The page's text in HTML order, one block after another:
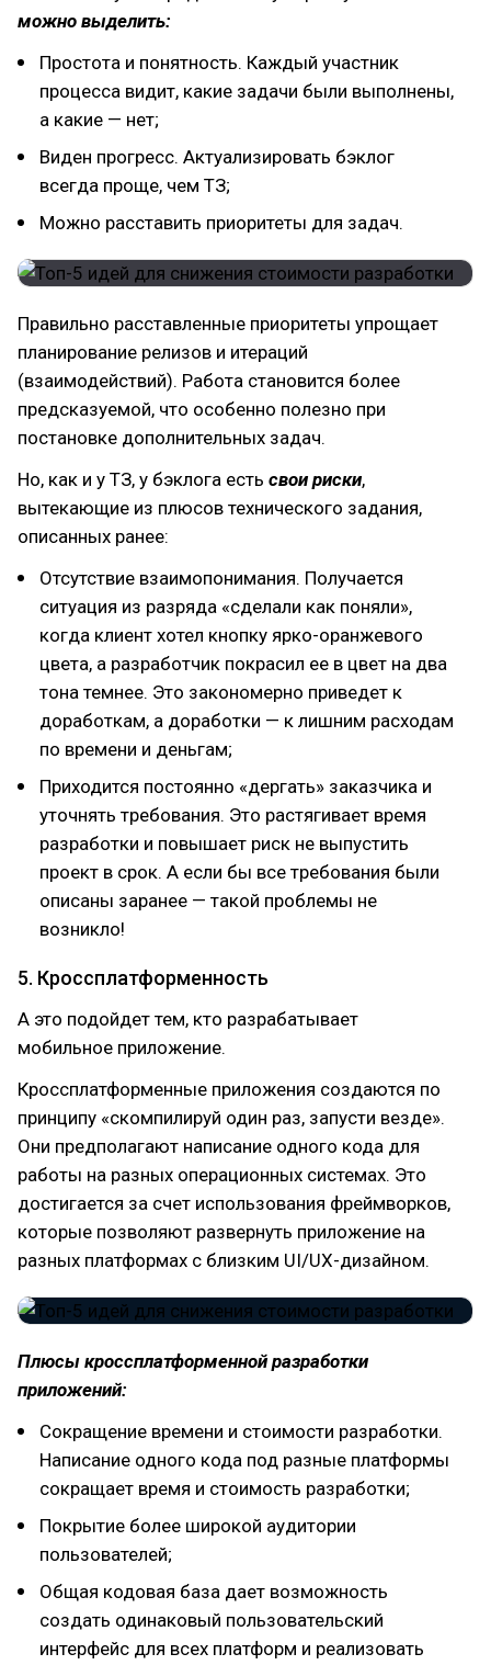
можно выделить:
Простота и понятность. Каждый участник
процесса видит, какие задачи были выполнены,
а какие — нет;
Виден прогресс. Актуализировать бэклог
всегда проще, чем ТЗ;
Можно расставить приоритеты для задач.
Правильно расставленные приоритеты упрощает
планирование релизов и итераций
(взаимодействий). Работа становится более
предсказуемой, что особенно полезно при
постановке дополнительных задач.
Но, как и у ТЗ, у бэклога есть свои риски,
вытекающие из плюсов технического задания,
описанных ранее:
Отсутствие взаимопонимания. Получается
ситуация из разряда «сделали как поняли»,
когда клиент хотел кнопку ярко-оранжевого
цвета, а разработчик покрасил ее в цвет на два
тона темнее. Это закономерно приведет к
доработкам, а доработки — к лишним расходам
по времени и деньгам;
Приходится постоянно «дергать» заказчика и
уточнять требования. Это растягивает время
разработки и повышает риск не выпустить
проект в срок. А если бы все требования были
описаны заранее — такой проблемы не
возникло!
5. Кроссплатформенность
А это подойдет тем, кто разрабатывает
мобильное приложение.
Кроссплатформенные приложения создаются по
принципу «скомпилируй один раз, запусти везде».
Они предполагают написание одного кода для
работы на разных операционных системах. Это
достигается за счет использования фреймворков,
которые позволяют развернуть приложение на
разных платформах с близким UI/UX-дизайном.
Плюсы кроссплатформенной разработки
приложений:
Сокращение времени и стоимости разработки.
Написание одного кода под разные платформы
сокращает время и стоимость разработки;
Покрытие более широкой аудитории
пользователей;
Общая кодовая база дает возможность
создать одинаковый пользовательский
интерфейс для всех платформ и реализовать